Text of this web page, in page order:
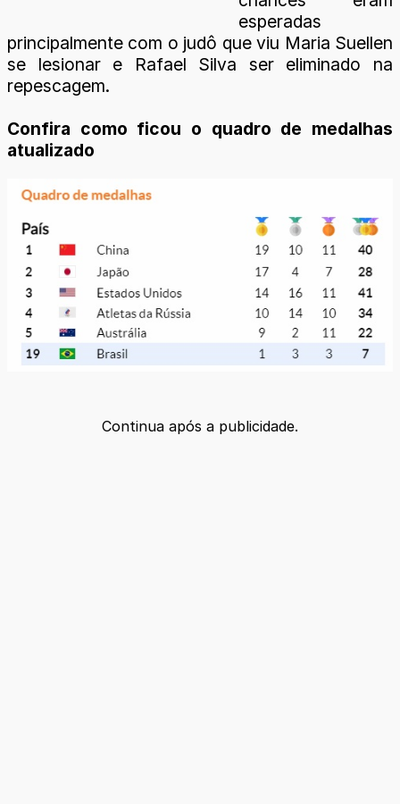
esperadas
principalmente com o judô que viu Maria Suellen
se lesionar e Rafael Silva ser eliminado na
repescagem.
Confira como ficou o quadro de medalhas
atualizado
Continua após a publicidade.